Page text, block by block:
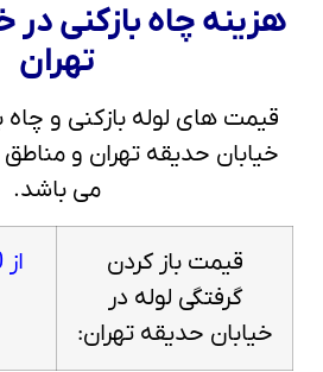
هزینه چاه بازکنی در
تهران
قیمت های لوله بازکنی و چاه
خیابان حدیقه تهران و
می باشد.
قیمت باز کردن
گرفتگی لوله در
خیابان حدیقه تهران: